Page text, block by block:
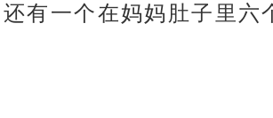
有一个在妈妈肚子里六